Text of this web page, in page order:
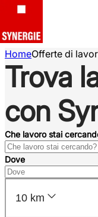
HomeOfferte di
Trova
con
Che lavoro stai
Dove
10 km